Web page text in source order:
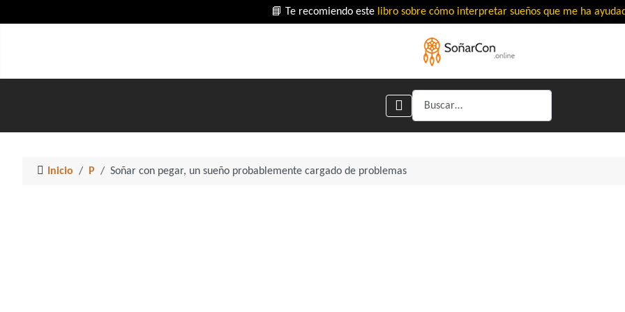
📘 Te recomiendo este libro sobre cómo interpretar sueños que me ha
Buscar
Inicio P Soñar con pegar, un sueño probablemente cargado de problemas